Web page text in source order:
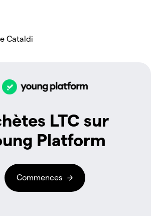
Cataldi
LTC sur
Platform
Commences